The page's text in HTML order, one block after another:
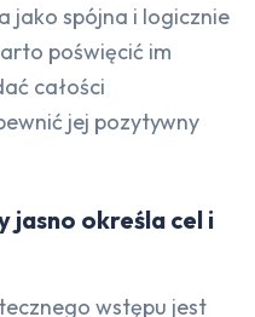
jako spójna i logicznie
poświęcić im
całości
jej pozytywny
jasno określa cel i
wstępu jest